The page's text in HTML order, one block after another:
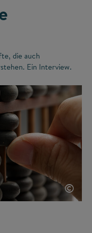
die auch
Ein Interview.
©